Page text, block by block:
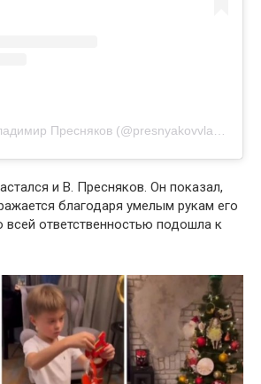
Публикация от Владимир Пресняков (@presnyakovvladimir)
и В. Пресняков. Он показал,
благодаря умелым рукам его
всей ответственностью подошла к